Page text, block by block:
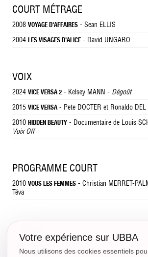
COURT MÉTRAGE
2008 VOYAGE D'AFFAIRES - Sean ELLIS
2004 LES VISAGES D'ALICE - David UNGARO
VOIX
2024 VICE VERSA 2 - Kelsey MANN - Dégoût
2015 VICE VERSA- Pete DOCTER et Ronaldo DEL
2010 HIDDEN BEAUTY - Documentaire de Louis
Voix Off
PROGRAMME COURT
2010 VOUS LES FEMMES - Christian MERRET-
Téva
- Bon niveau
Votre expérience sur UBBA
Nous utilisons des cookies essentiels